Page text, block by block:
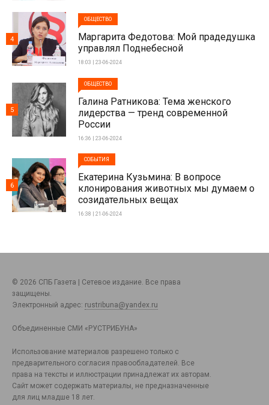
ОБЩЕСТВО
Маргарита Федотова: Мой прадедушка
управлял Поднебесной
18:03 | 23-06-2024
4
ОБЩЕСТВО
Галина Ратникова: Тема женского
лидерства — тренд современной
России
16:36 | 23-06-2024
5
СОБЫТИЯ
Екатерина Кузьмина: В вопросе
клонирования животных мы думаем о
созидательных вещах
16:38 | 21-06-2024
6
© 2026 СПБ Газета | Сетевое издание. Все права
защищены.
Электронный адрес: rustribuna@yandex.ru
Объединенные СМИ «РУСТРИБУНА»
Использование материалов разрешено только с
предварительного согласия правообладателей. Все
права на тексты и иллюстрации принадлежат их авторам.
Сайт может содержать материалы, не предназначенные
для лиц младше 18 лет.